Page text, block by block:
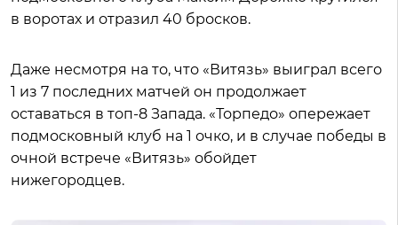
в воротах и отразил 40 бросков.
Даже несмотря на то, что «Витязь» выиграл всего
1 из 7 последних матчей он продолжает
оставаться в топ-8 Запада. «Торпедо» опережает
подмосковный клуб на 1 очко, и в случае победы в
очной встрече «Витязь» обойдет
нижегородцев.